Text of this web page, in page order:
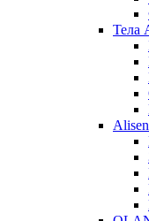
Тела